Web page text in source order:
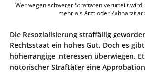
Wer wegen schwerer Straftaten verurteilt
mehr als Arzt oder Zahnarzt
Die Resozialisierung straffällig
Rechtsstaat ein hohes Gut. Doch es
höherrangige Interessen überwiegen.
notorischer Straftäter eine